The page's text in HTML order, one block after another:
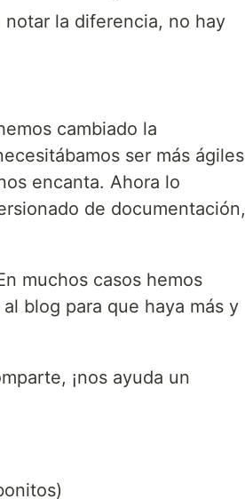
la diferencia, no hay
cambiado la
ser más ágiles
encanta. Ahora lo
de documentación,
muchos casos hemos
blog para que haya más y
¡nos ayuda un